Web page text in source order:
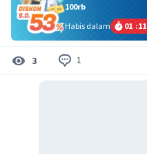
100rb
Habis dalam
01 :11
3 1